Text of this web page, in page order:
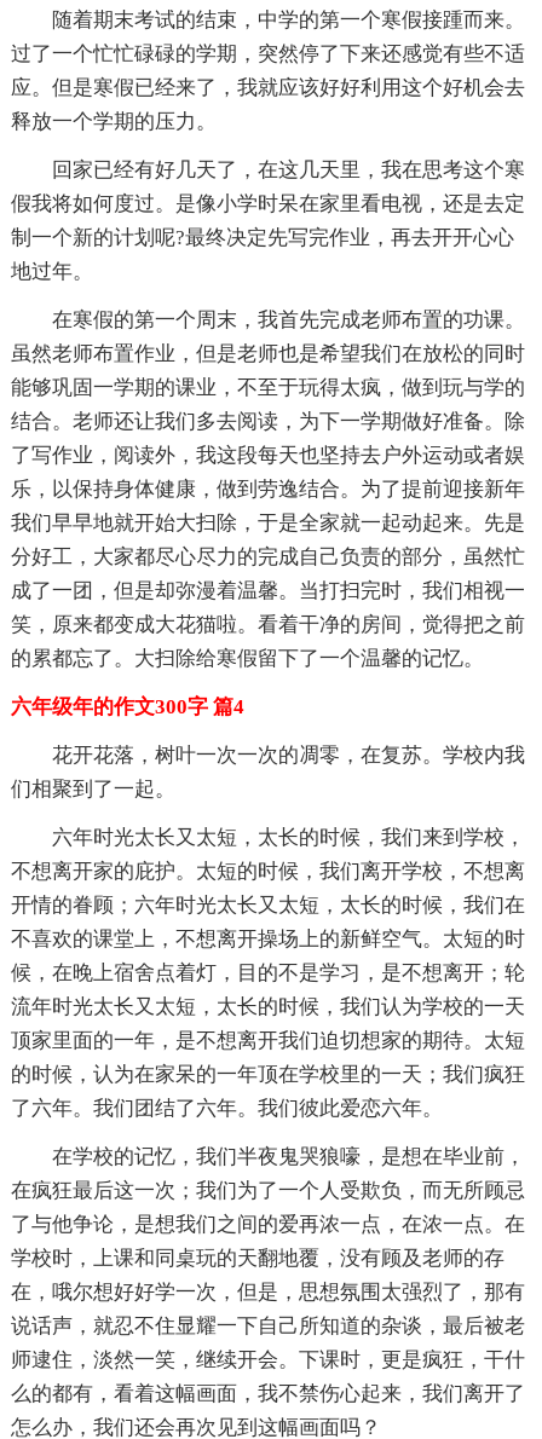
随着期末考试的结束，中学的第一个寒假接踵而来。
过了一个忙忙碌碌的学期，突然停了下来还感觉有些不适
应。但是寒假已经来了，我就应该好好利用这个好机会去
释放一个学期的压力。
回家已经有好几天了，在这几天里，我在思考这个寒
假我将如何度过。是像小学时呆在家里看电视，还是去定
制一个新的计划呢?最终决定先写完作业，再去开开心心
地过年。
在寒假的第一个周末，我首先完成老师布置的功课。
虽然老师布置作业，但是老师也是希望我们在放松的同时
能够巩固一学期的课业，不至于玩得太疯，做到玩与学的
结合。老师还让我们多去阅读，为下一学期做好准备。除
了写作业，阅读外，我这段每天也坚持去户外运动或者娱
乐，以保持身体健康，做到劳逸结合。为了提前迎接新年
我们早早地就开始大扫除，于是全家就一起动起来。先是
分好工，大家都尽心尽力的完成自己负责的部分，虽然忙
成了一团，但是却弥漫着温馨。当打扫完时，我们相视一
笑，原来都变成大花猫啦。看着干净的房间，觉得把之前
的累都忘了。大扫除给寒假留下了一个温馨的记忆。
六年级年的作文300字 篇4
花开花落，树叶一次一次的凋零，在复苏。学校内我
们相聚到了一起。
六年时光太长又太短，太长的时候，我们来到学校，
不想离开家的庇护。太短的时候，我们离开学校，不想离
开情的眷顾；六年时光太长又太短，太长的时候，我们在
不喜欢的课堂上，不想离开操场上的新鲜空气。太短的时
候，在晚上宿舍点着灯，目的不是学习，是不想离开；轮
流年时光太长又太短，太长的时候，我们认为学校的一天
顶家里面的一年，是不想离开我们迫切想家的期待。太短
的时候，认为在家呆的一年顶在学校里的一天；我们疯狂
了六年。我们团结了六年。我们彼此爱恋六年。
在学校的记忆，我们半夜鬼哭狼嚎，是想在毕业前，
在疯狂最后这一次；我们为了一个人受欺负，而无所顾忌
了与他争论，是想我们之间的爱再浓一点，在浓一点。在
学校时，上课和同桌玩的天翻地覆，没有顾及老师的存
在，哦尔想好好学一次，但是，思想氛围太强烈了，那有
说话声，就忍不住显耀一下自己所知道的杂谈，最后被老
师逮住，淡然一笑，继续开会。下课时，更是疯狂，干什
么的都有，看着这幅画面，我不禁伤心起来，我们离开了
怎么办，我们还会再次见到这幅画面吗？